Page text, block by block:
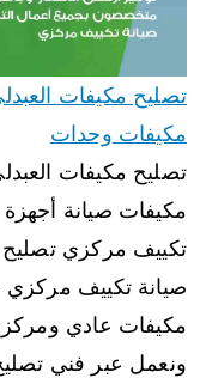
مكيفات وحدات
مكيفات صيانة
تكييف مركزي
صيانة تكييف
مكيفات عادي
ونعمل عبر فني